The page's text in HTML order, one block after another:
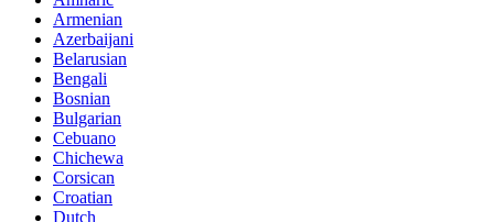
Armenian
Azerbaijani
Belarusian
Bengali
Bosnian
Bulgarian
Cebuano
Chichewa
Corsican
Croatian
Dutch